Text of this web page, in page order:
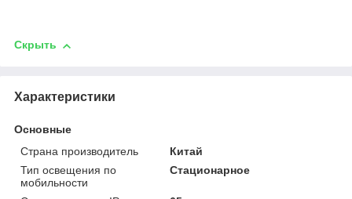
Скрыть
Характеристики
Основные
Страна производитель
Китай
Тип освещения по
мобильности
Стационарное